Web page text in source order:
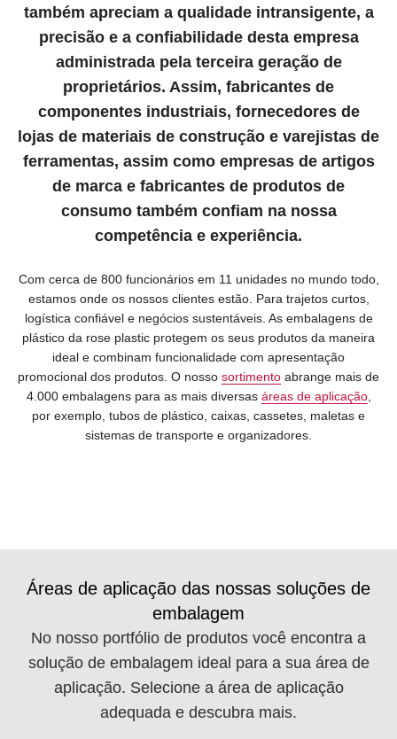
também apreciam a qualidade intransigente, a
precisão e a confiabilidade desta empresa
administrada pela terceira geração de
proprietários. Assim, fabricantes de
componentes industriais, fornecedores de
lojas de materiais de construção e varejistas de
ferramentas, assim como empresas de artigos
de marca e fabricantes de produtos de
consumo também confiam na nossa
competência e experiência.
Com cerca de 800 funcionários em 11 unidades no mundo todo,
estamos onde os nossos clientes estão. Para trajetos curtos,
logística confiável e negócios sustentáveis. As embalagens de
plástico da rose plastic protegem os seus produtos da maneira
ideal e combinam funcionalidade com apresentação
promocional dos produtos. O nosso sortimento abrange mais de
4.000 embalagens para as mais diversas áreas de aplicação,
por exemplo, tubos de plástico, caixas, cassetes, maletas e
sistemas de transporte e organizadores.
Áreas de aplicação das nossas soluções de
embalagem
No nosso portfólio de produtos você encontra a
solução de embalagem ideal para a sua área de
aplicação. Selecione a área de aplicação
adequada e descubra mais.